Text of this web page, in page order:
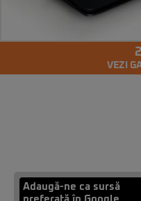
VEZI
Adaugă-ne ca sursă